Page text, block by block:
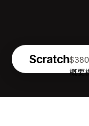
Scratch
概要